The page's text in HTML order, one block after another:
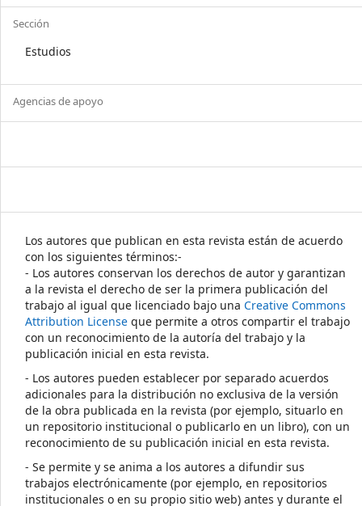
Sección
Estudios
Agencias de apoyo
Los autores que publican en esta revista están de acuerdo
con los siguientes términos:-
- Los autores conservan los derechos de autor y garantizan
a la revista el derecho de ser la primera publicación del
trabajo al igual que licenciado bajo una Creative Commons
Attribution License que permite a otros compartir el trabajo
con un reconocimiento de la autoría del trabajo y la
publicación inicial en esta revista.
- Los autores pueden establecer por separado acuerdos
adicionales para la distribución no exclusiva de la versión
de la obra publicada en la revista (por ejemplo, situarlo en
un repositorio institucional o publicarlo en un libro), con un
reconocimiento de su publicación inicial en esta revista.
- Se permite y se anima a los autores a difundir sus
trabajos electrónicamente (por ejemplo, en repositorios
institucionales o en su propio sitio web) antes y durante el